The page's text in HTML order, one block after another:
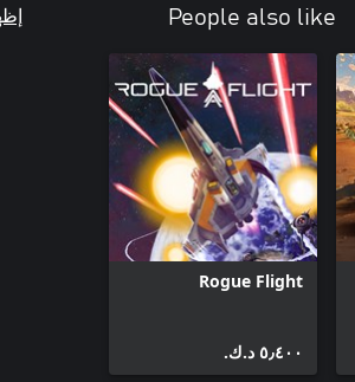
People also like
Rogue Flight
٥٫٤٠٠ د.ك.‏